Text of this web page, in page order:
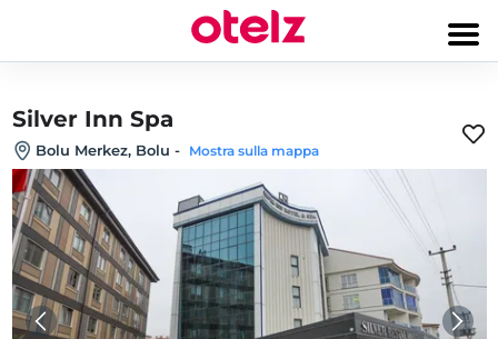
Silver Inn Spa
Bolu Merkez, Bolu - Mostra sulla mappa